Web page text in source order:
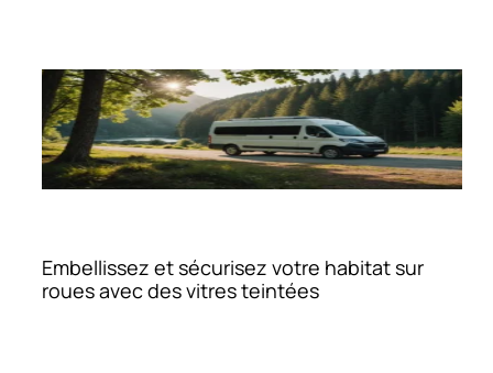
Embellissez et sécurisez votre habitat sur
roues avec des vitres teintées